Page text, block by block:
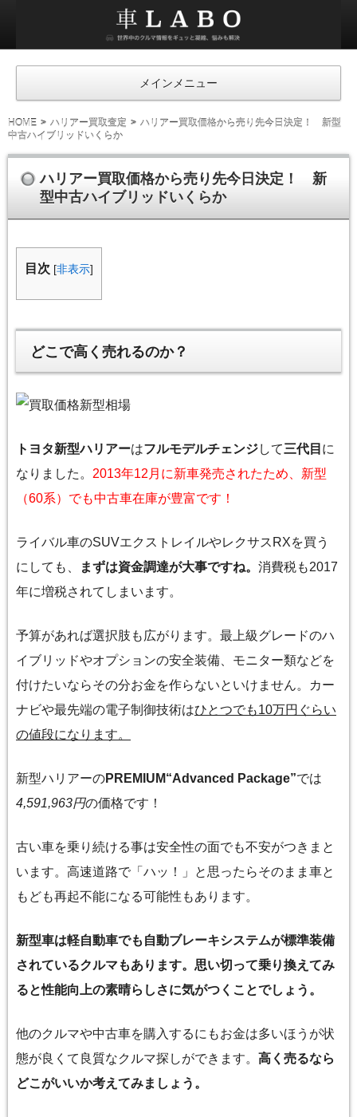
ラ
ボ
メインメニュー
HOME ハリアー買取査定
ハリアー買取価格から売り先今日決定！ 新型
中古ハイブリッドいくらか
ハリアー買取価格から売り先今日決定！ 新
型中古ハイブリッドいくらか
目次 [非表示]
どこで高く売れるのか？
トヨタ新型ハリアーはフルモデルチェンジして三代目 に
なりました。 2013年12月に新車発売されたため、新型
（60系）でも中古車在庫が豊富です！
ライバル車のSUVエクストレイルやレクサスRXを買う
にしても、
まずは資金調達が大事ですね。 消費税も2017
年に増税されてしまいます。
予算があれば選択肢も広がります。最上級グレードのハ
イブリッドやオプションの安全装備、モニター類などを
付けたいならその分お金を作らないといけません。カー
ナビや最先端の電子制御技術はひとつでも10万円ぐらい
の値段になります。
新型ハリアーのPREMIUM“Advanced Package”では
4,591,963円の価格です！
古い車を乗り続ける事は安全性の面でも不安がつきまと
います。高速道路で「ハッ！」と思ったらそのまま車と
もども再起不能になる可能性もあります。
新型車は軽自動車でも自動ブレーキシステムが標準装備
されているクルマもあります。思い切って乗り換えてみ
ると性能向上の素晴らしさに気がつくことでしょう。
他のクルマや中古車を購入するにもお金は多いほうが状
態が良くて良質なクルマ探しができます。 高く売るなら
どこがいいか考えてみましょう。